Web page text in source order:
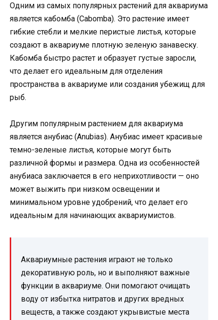
Одним из самых популярных растений для аквариума
является кабомба (Cabomba). Это растение имеет
гибкие стебли и мелкие перистые листья, которые
создают в аквариуме плотную зеленую занавеску.
Кабомба быстро растет и образует густые заросли,
что делает его идеальным для отделения
пространства в аквариуме или создания убежищ для
рыб.
Другим популярным растением для аквариума
является анубиас (Anubias). Анубиас имеет красивые
темно-зеленые листья, которые могут быть
различной формы и размера. Одна из особенностей
анубиаса заключается в его неприхотливости — оно
может выжить при низком освещении и
минимальном уровне удобрений, что делает его
идеальным для начинающих аквариумистов.
Аквариумные растения играют не только
декоративную роль, но и выполняют важные
функции в аквариуме. Они помогают очищать
воду от избытка нитратов и других вредных
веществ, а также создают укрывистые места